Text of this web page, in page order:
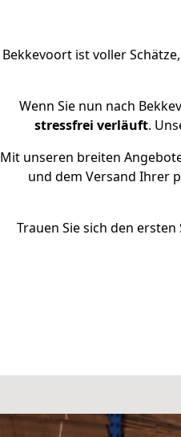
Bekkevoort ist voller
Wenn Sie nun nach
stressfrei verläuft.
Mit unseren breiten
und dem Versand Ihrer
Trauen Sie sich den